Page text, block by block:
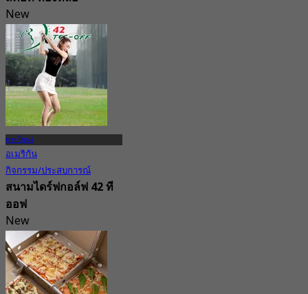
New
4.5
จาก฿ 475
พระโขนง
อเมริกัน
กิจกรรม/ประสบการณ์
สนามไดร์ฟกอล์ฟ 42 ที
ออฟ
New
จาก฿ 258.33